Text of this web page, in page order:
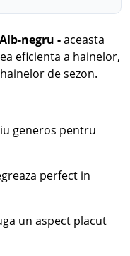
negru -aceasta
eficienta a hainelor,
de sezon.
generos pentru
perfect in
un aspect placut